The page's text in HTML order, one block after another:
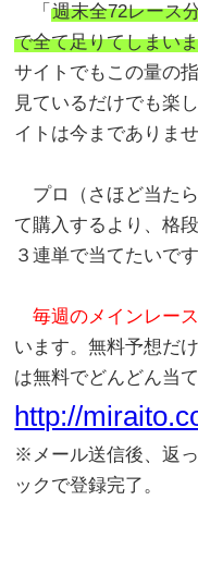
「週末全72レース
で全て足りてしまい
サイトでもこの量の
見ているだけでも楽
イトは今までありま
プロ（さほど当た
て購入するより、格
３連単で当てたいで
毎週のメインレー
います。無料予想だ
は無料でどんどん当
http://
※メール送信後、返
ックで登録完了。